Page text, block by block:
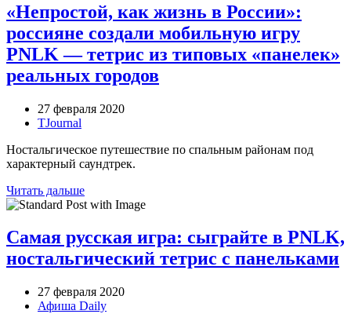
«Непростой, как жизнь в России»:
россияне создали мобильную игру
PNLK — тетрис из типовых «панелек»
реальных городов
27 февраля 2020
TJournal
Ностальгическое путешествие по спальным районам под
характерный саундтрек.
Читать дальше
Самая русская игра: сыграйте в PNLK,
ностальгический тетрис с панельками
27 февраля 2020
Афиша Daily